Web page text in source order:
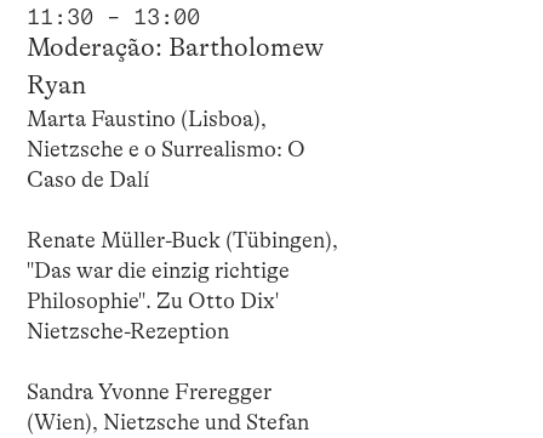
11:30 – 13:00
Moderação: Bartholomew
Ryan
Marta Faustino (Lisboa),
Nietzsche e o Surrealismo: O
Caso de Dalí
Renate Müller-Buck (Tübingen),
"Das war die einzig richtige
Philosophie". Zu Otto Dix'
Nietzsche-Rezeption
Sandra Yvonne Freregger
(Wien), Nietzsche und Stefan